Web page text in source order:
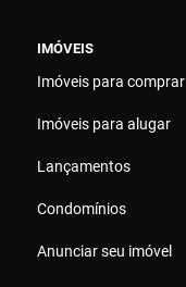
IMÓVEIS
Imóveis para comprar
Imóveis para alugar
Lançamentos
Condomínios
Anunciar seu imóvel